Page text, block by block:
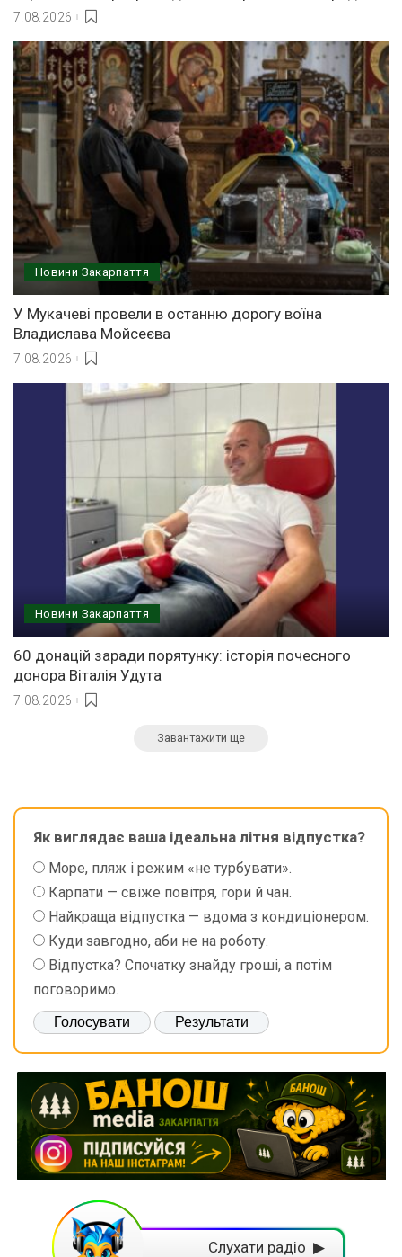
7.08.2026
Новини Закарпаття
У Мукачеві провели в останню дорогу воїна
Владислава Мойсеєва
7.08.2026
Новини Закарпаття
60 донацій заради порятунку: історія почесного
донора Віталія Удута
7.08.2026
Завантажити ще
Як виглядає ваша ідеальна літня відпустка?
Море, пляж і режим «не турбувати».
Карпати — свіже повітря, гори й чан.
Найкраща відпустка — вдома з кондиціонером.
Куди завгодно, аби не на роботу.
Відпустка? Спочатку знайду гроші, а потім
поговоримо.
Слухати радіо ▶